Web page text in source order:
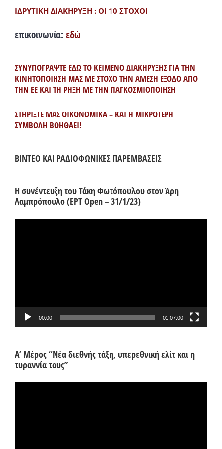
ΙΔΡΥΤΙΚΗ ΔΙΑΚΗΡΥΞΗ : ΟΙ 10 ΣΤΟΧΟΙ
επικοινωνία: εδώ
ΣΥΝΥΠΟΓΡΑΨΤΕ ΕΔΩ ΤΟ ΚΕΙΜΕΝΟ ΔΙΑΚΗΡΥΞΗΣ ΓΙΑ ΤΗΝ
ΚΙΝΗΤΟΠΟΙΗΣΗ ΜΑΣ ΜΕ ΣΤΟΧΟ ΤΗΝ ΑΜΕΣΗ ΕΞΟΔΟ ΑΠΟ
ΤΗΝ ΕΕ ΚΑΙ ΤΗ ΡΗΞΗ ΜΕ ΤΗΝ ΠΑΓΚΟΣΜΙΟΠΟΙΗΣΗ
ΣΤΗΡΙΞΤΕ ΜΑΣ ΟΙΚΟΝΟΜΙΚΑ – ΚΑΙ Η ΜΙΚΡΟΤΕΡΗ
ΣΥΜΒΟΛΗ ΒΟΗΘΑΕΙ!
ΒΙΝΤΕΟ ΚΑΙ ΡΑΔΙΟΦΩΝΙΚΕΣ ΠΑΡΕΜΒΑΣΕΙΣ
Η συνέντευξη του Τάκη Φωτόπουλου στον Άρη
Λαμπρόπουλο (ΕΡΤ Open – 31/1/23)
00:00 01:07:00
Α’ Μέρος “Νέα διεθνής τάξη, υπερεθνική ελίτ και η
τυραννία τους”